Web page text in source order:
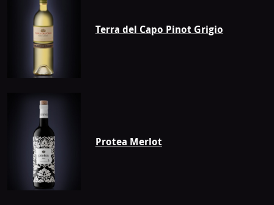
Terra del Capo Pinot Grigio
Protea Merlot